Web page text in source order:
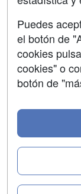
Copyright
Fermín
Puedes
el botón de
cookies
cookies" o
botón de